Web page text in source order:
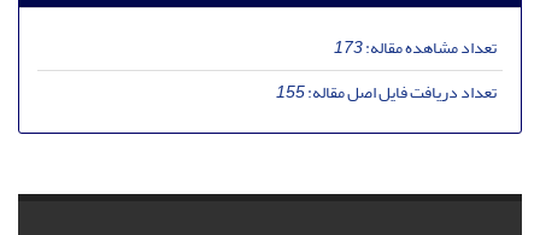
تعداد مشاهده مقاله:173
تعداد دریافت فایل اصل مقاله:155